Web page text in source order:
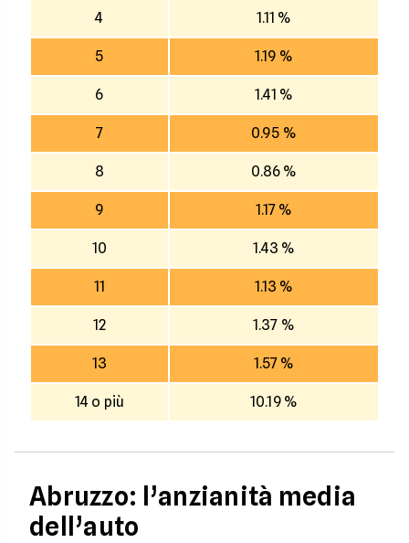
4 1.11 %
5 1.19 %
6 1.41 %
7 0.95 %
8 0.86 %
9 1.17 %
10 1.43 %
11 1.13 %
12 1.37 %
13 1.57 %
14 o più 10.19 %
Abruzzo: l’anzianità media
dell’auto